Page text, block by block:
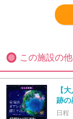
この施設の
【
跡
日程